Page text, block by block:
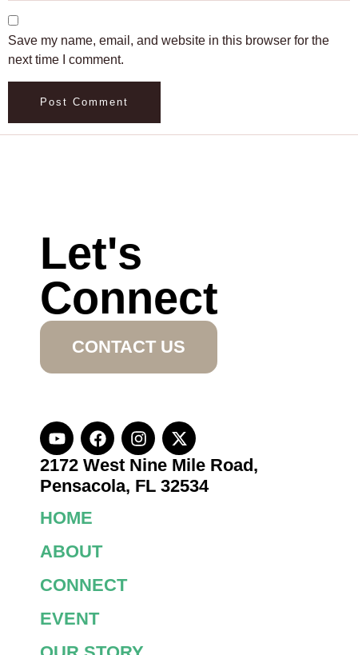
Save my name, email, and website in this browser for the
next time I comment.
Let's
Connect
CONTACT US
2172 West Nine Mile Road,
Pensacola, FL 32534
HOME
ABOUT
CONNECT
EVENT